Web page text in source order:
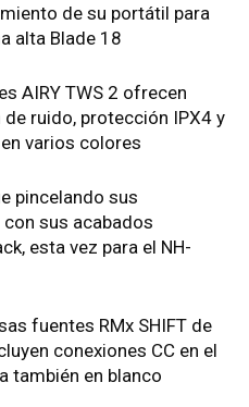
de su portátil para
alta Blade 18
AIRY TWS 2 ofrecen
de ruido, protección IPX4 y
varios colores
pincelando sus
sus acabados
esta vez para el NH-
fuentes RMx SHIFT de
conexiones CC en el
también en blanco